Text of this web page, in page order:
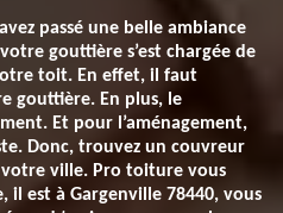
passé une belle ambiance
gouttière s’est chargée de
toit. En effet, il faut
gouttière. En plus, le
Et pour l’aménagement,
Donc, trouvez un couvreur
ville. Pro toiture vous
il est à Gargenville 78440, vous